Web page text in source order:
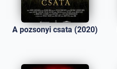
A pozsonyi csata (2020)